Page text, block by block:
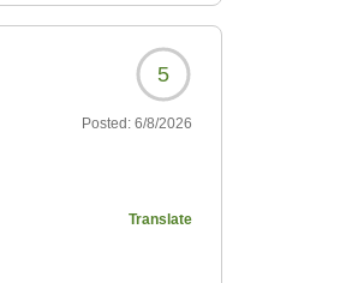
5
Posted: 6/8/2026
Translate